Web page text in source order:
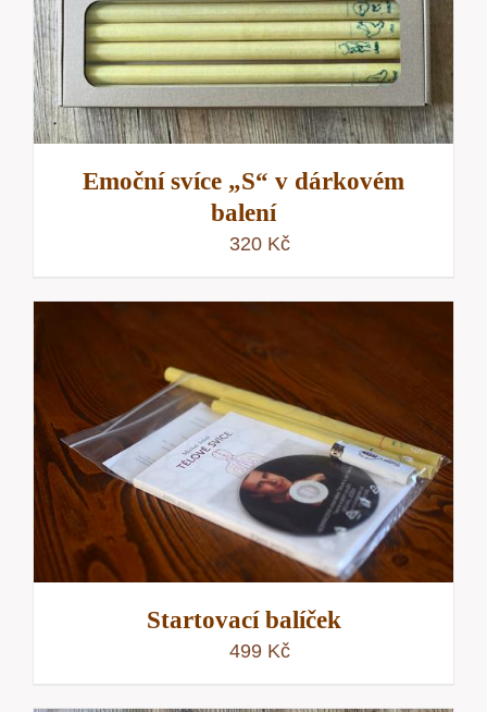
Emoční svíce „S“ v dárkovém
balení
320 Kč
Startovací balíček
499 Kč